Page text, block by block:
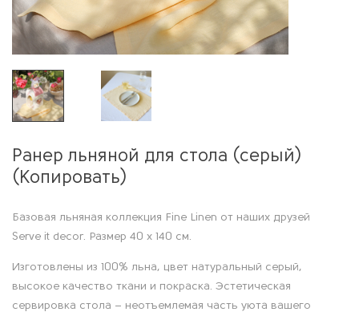
Ранер льняной для стола (серый)
(Копировать)
Базовая льняная коллекция Fine Linen от наших друзей
Serve it decor. Размер 40 х 140 см.
Изготовлены из 100% льна, цвет натуральный серый,
высокое качество ткани и покраска. Эстетическая
сервировка стола – неотъемлемая часть уюта вашего